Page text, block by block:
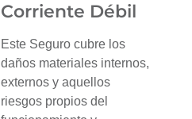
Corriente Débil
Este Seguro cubre los
daños materiales internos,
externos y aquellos
riesgos propios del